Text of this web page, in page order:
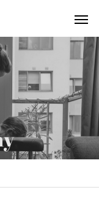
施術記録
【症例紹介】活動量の